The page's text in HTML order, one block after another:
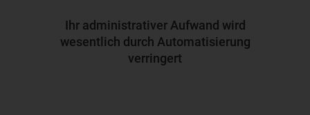
Ihr administrativer Aufwand wird
wesentlich durch Automatisierung
verringert